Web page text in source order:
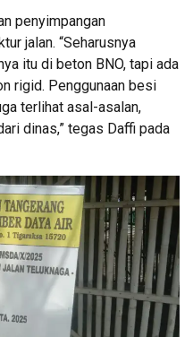
penyimpangan
jalan. “Seharusnya
itu di beton BNO, tapi ada
rigid. Penggunaan besi
terlihat asal-asalan,
dinas,” tegas Daffi pada